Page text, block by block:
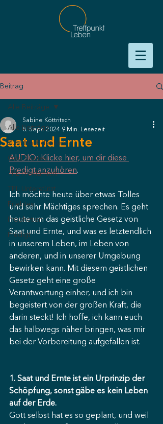
Beitrag
Alle Beiträge
Zum Nachdenken
God Stories
TPL Proklamiert
TPL Unterstützt
Erlebtes
Prophetien
Predigt
Alle Beiträge
Saat und Ernte
Sabine Köttritsch
8. Sept. 2024 9 Min. Lesezeit
AUDIO: Klicke hier, um dir diese
Predigt anzuhören.
Ich möchte heute über etwas Tolles
und sehr Mächtiges sprechen. Es geht
heute um das geistliche Gesetz von
Saat und Ernte, und was es letztendlich
in unserem Leben, im Leben von
anderen, und in unserer Umgebung
bewirken kann. Mit diesem geistlichen
Gesetz geht eine große
Verantwortung einher, und ich bin
begeistert von der großen Kraft, die
darin steckt! Ich hoffe, ich kann euch
das halbwegs näher bringen, was mir
bei der Vorbereitung aufgefallen ist.
1. Saat und Ernte ist ein Urprinzip der
Schöpfung, sonst gäbe es kein Leben
auf der Erde.
Gott selbst hat es so geplant, und weil